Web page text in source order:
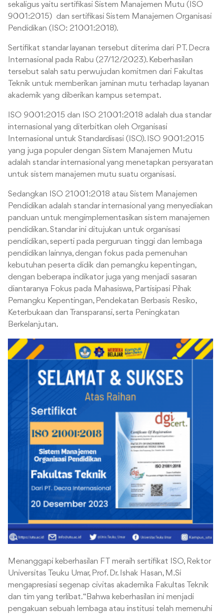
sekaligus yaitu sertifikasi Sistem Manajemen Mutu (ISO
9001:2015) dan sertifikasi Sistem Manajemen Organisasi
Pendidikan (ISO: 21001:2018).
Sertifikat standar layanan tersebut diterima dari PT. Decra
Internasional pada Rabu (27/12/2023). Keberhasilan
tersebut salah satu perwujudan komitmen dari Fakultas
Teknik untuk memberikan jaminan mutu terhadap layanan
akademik yang diberikan kampus setempat.
ISO 9001:2015 dan ISO 21001:2018 adalah dua standar
internasional yang diterbitkan oleh Organisasi
Internasional untuk Standardisasi (ISO). ISO 9001:2015
yang juga populer dengan Sistem Manajemen Mutu
adalah standar internasional yang menetapkan persyaratan
untuk sistem manajemen mutu suatu organisasi.
Sedangkan ISO 21001:2018 atau Sistem Manajemen
Pendidikan adalah standar internasional yang menyediakan
panduan untuk mengimplementasikan sistem manajemen
pendidikan. Standar ini ditujukan untuk organisasi
pendidikan, seperti pada perguruan tinggi dan lembaga
pendidikan lainnya, dengan fokus pada pemenuhan
kebutuhan peserta didik dan pemangku kepentingan,
dengan beberapa indikator juga yang menjadi sasaran
diantaranya Fokus pada Mahasiswa, Partisipasi Pihak
Pemangku Kepentingan, Pendekatan Berbasis Resiko,
Keterbukaan dan Transparansi, serta Peningkatan
Berkelanjutan.
Menanggapi keberhasilan FT meraih sertifikat ISO, Rektor
Universitas Teuku Umar, Prof. Dr. Ishak Hasan, M.Si
mengapresiasi segenap civitas akademika Fakultas Teknik
dan tim yang terlibat. “Bahwa keberhasilan ini menjadi
pengakuan sebuah lembaga atau institusi telah memenuhi